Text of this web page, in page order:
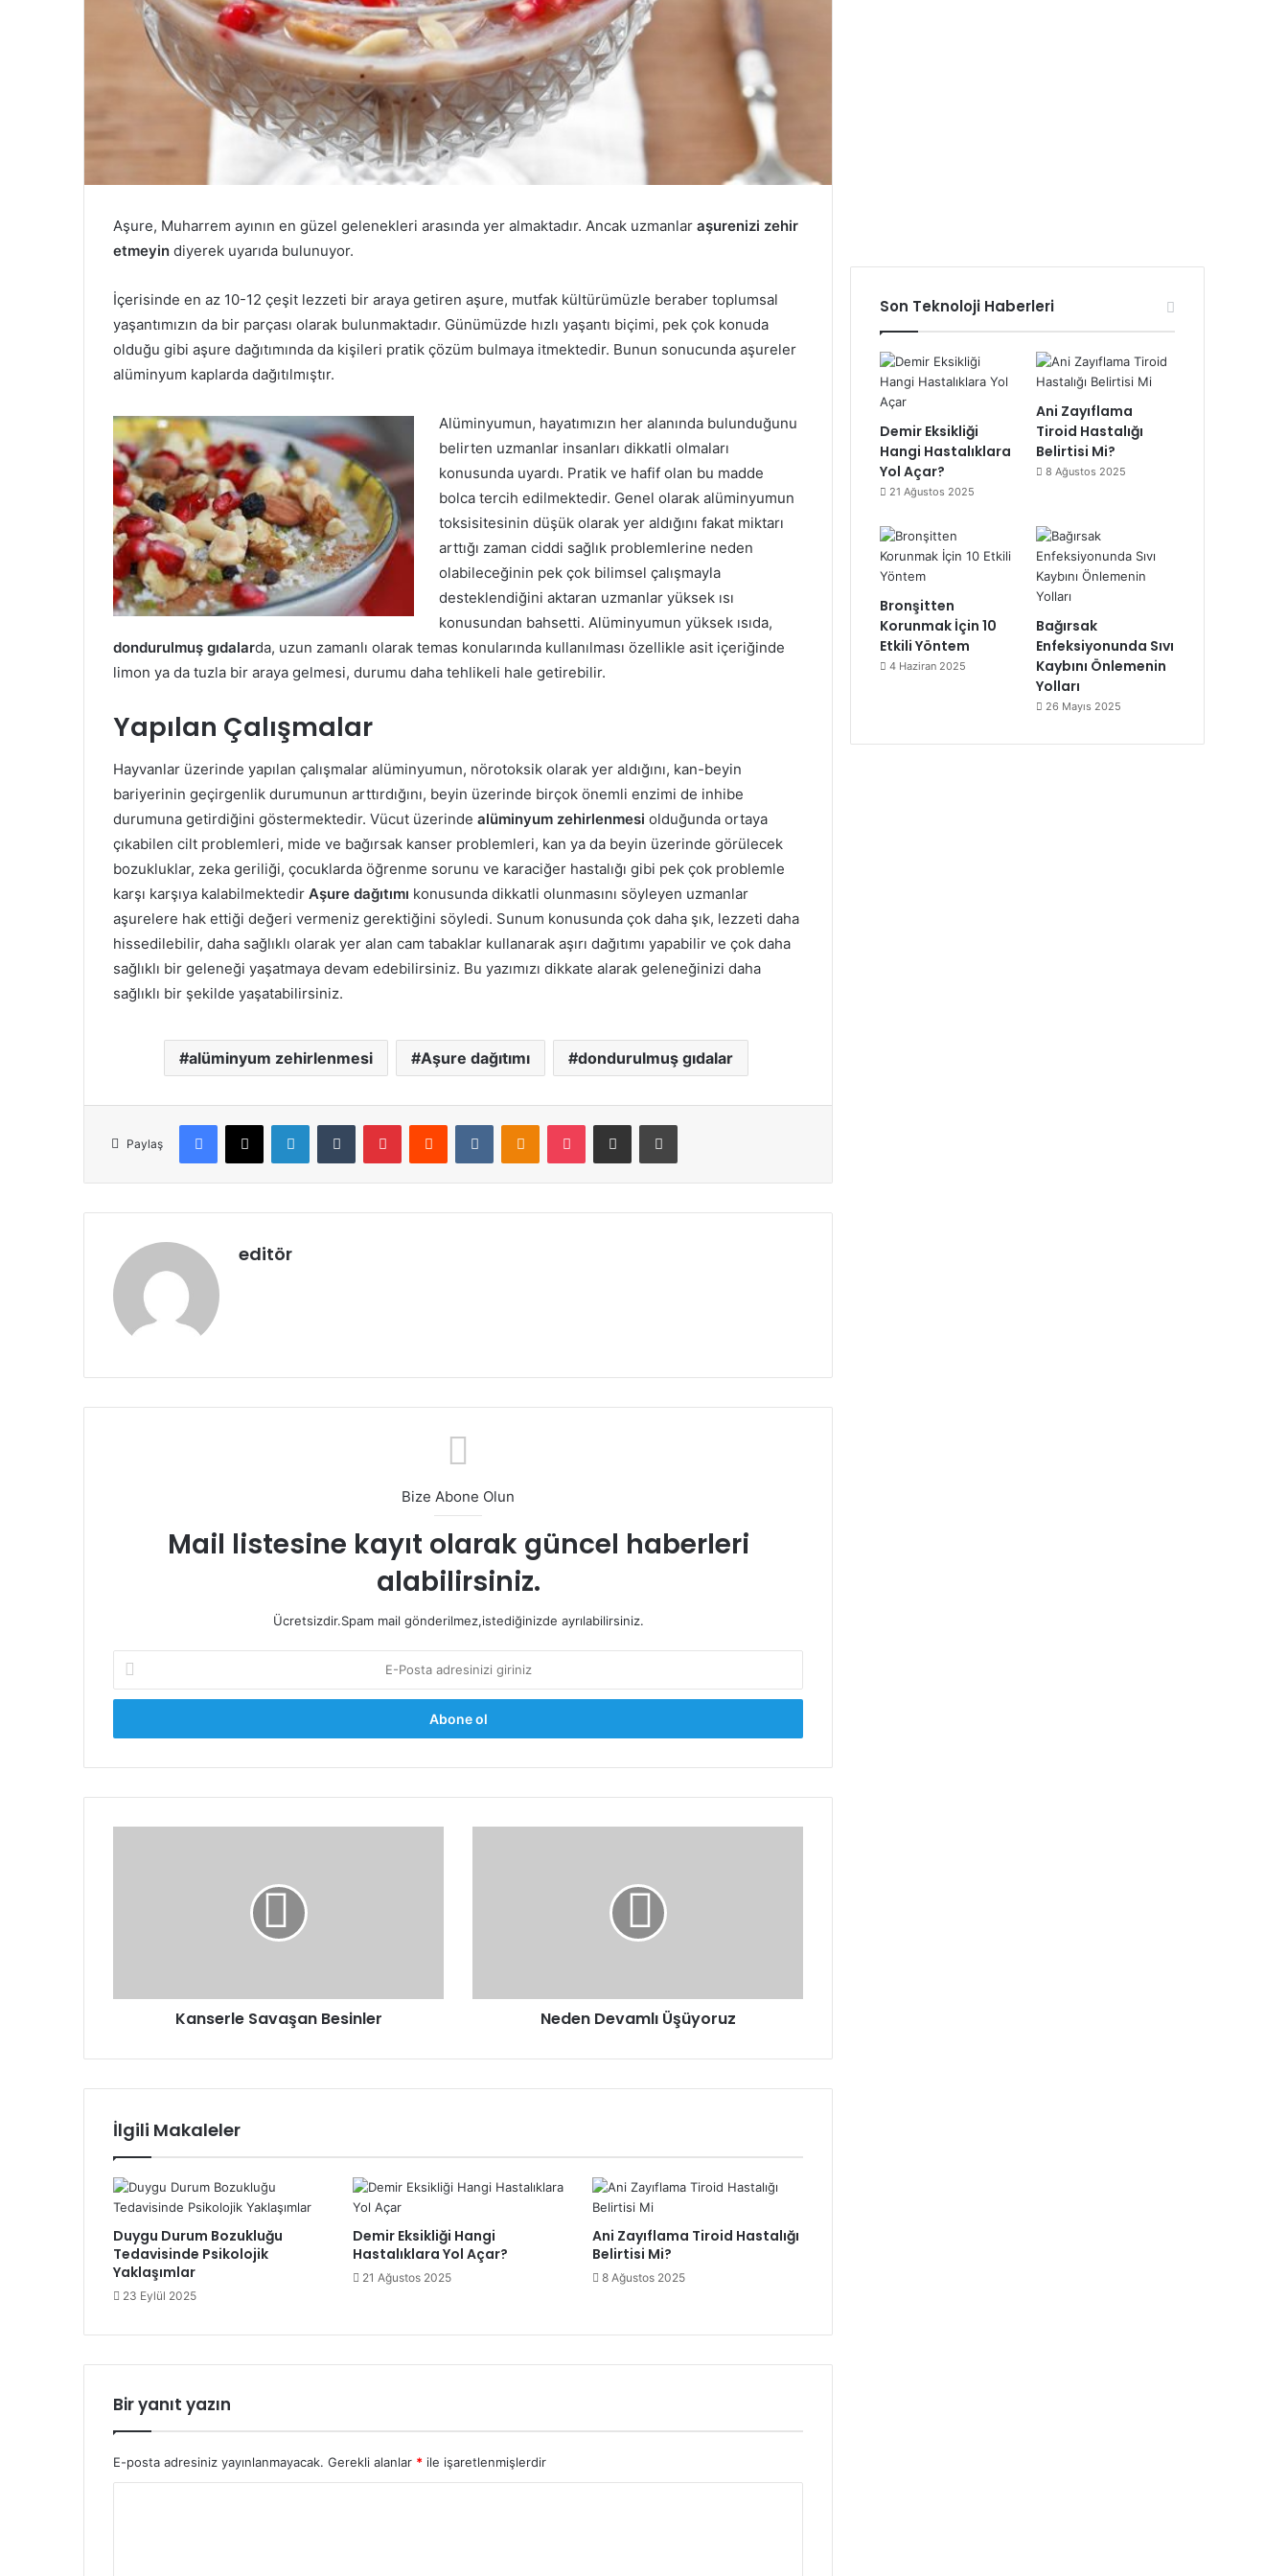
Aşure, Muharrem ayının en güzel gelenekleri arasında yer almaktadır. Ancak uzmanlar aşurenizi zehir
etmeyin diyerek uyarıda bulunuyor.
İçerisinde en az 10-12 çeşit lezzeti bir araya getiren aşure, mutfak kültürümüzle beraber toplumsal
yaşantımızın da bir parçası olarak bulunmaktadır. Günümüzde hızlı yaşantı biçimi, pek çok konuda
olduğu gibi aşure dağıtımında da kişileri pratik çözüm bulmaya itmektedir. Bunun sonucunda aşureler
alüminyum kaplarda dağıtılmıştır.
Alüminyumun, hayatımızın her alanında bulunduğunu
belirten uzmanlar insanları dikkatli olmaları
konusunda uyardı. Pratik ve hafif olan bu madde
bolca tercih edilmektedir. Genel olarak alüminyumun
toksisitesinin düşük olarak yer aldığını fakat miktarı
arttığı zaman ciddi sağlık problemlerine neden
olabileceğinin pek çok bilimsel çalışmayla
desteklendiğini aktaran uzmanlar yüksek ısı
konusundan bahsetti. Alüminyumun yüksek ısıda,
dondurulmuş gıdalarda, uzun zamanlı olarak temas konularında kullanılması özellikle asit içeriğinde
limon ya da tuzla bir araya gelmesi, durumu daha tehlikeli hale getirebilir.
Yapılan Çalışmalar
Hayvanlar üzerinde yapılan çalışmalar alüminyumun, nörotoksik olarak yer aldığını, kan-beyin
bariyerinin geçirgenlik durumunun arttırdığını, beyin üzerinde birçok önemli enzimi de inhibe
durumuna getirdiğini göstermektedir. Vücut üzerinde alüminyum zehirlenmesi olduğunda ortaya
çıkabilen cilt problemleri, mide ve bağırsak kanser problemleri, kan ya da beyin üzerinde görülecek
bozukluklar, zeka geriliği, çocuklarda öğrenme sorunu ve karaciğer hastalığı gibi pek çok problemle
karşı karşıya kalabilmektedir Aşure dağıtımı konusunda dikkatli olunmasını söyleyen uzmanlar
aşurelere hak ettiği değeri vermeniz gerektiğini söyledi. Sunum konusunda çok daha şık, lezzeti daha
hissedilebilir, daha sağlıklı olarak yer alan cam tabaklar kullanarak aşırı dağıtımı yapabilir ve çok daha
sağlıklı bir geleneği yaşatmaya devam edebilirsiniz. Bu yazımızı dikkate alarak geleneğinizi daha
sağlıklı bir şekilde yaşatabilirsiniz.
alüminyum zehirlenmesi Aşure dağıtımı dondurulmuş gıdalar
Paylaş
Facebook
X LinkedInTumblr PinterestReddit VKontakteOdnoklassniki
Pocket E-Posta ile paylaş Yazdır
editör
Bize Abone Olun
Mail listesine kayıt olarak güncel haberleri
alabilirsiniz.
Ücretsizdir.Spam mail gönderilmez,istediğinizde ayrılabilirsiniz.
Posta
adresinizi
Kanserle Savaşan Besinler Neden Devamlı Üşüyoruz
İlgili Makaleler
Duygu Durum Bozukluğu
Tedavisinde Psikolojik
Yaklaşımlar
23 Eylül 2025
Demir Eksikliği Hangi
Hastalıklara Yol Açar?
21 Ağustos 2025
Ani Zayıflama Tiroid Hastalığı
Belirtisi Mi?
8 Ağustos 2025
Bir yanıt yazın
E-posta adresiniz yayınlanmayacak. Gerekli alanlar * ile işaretlenmişlerdir
Son Teknoloji Haberleri
Demir Eksikliği
Hangi Hastalıklara
Yol Açar?
21 Ağustos 2025
Ani Zayıflama
Tiroid Hastalığı
Belirtisi Mi?
8 Ağustos 2025
Bronşitten
Korunmak İçin 10
Etkili Yöntem
4 Haziran 2025
Bağırsak
Enfeksiyonunda Sıvı
Kaybını Önlemenin
Yolları
26 Mayıs 2025